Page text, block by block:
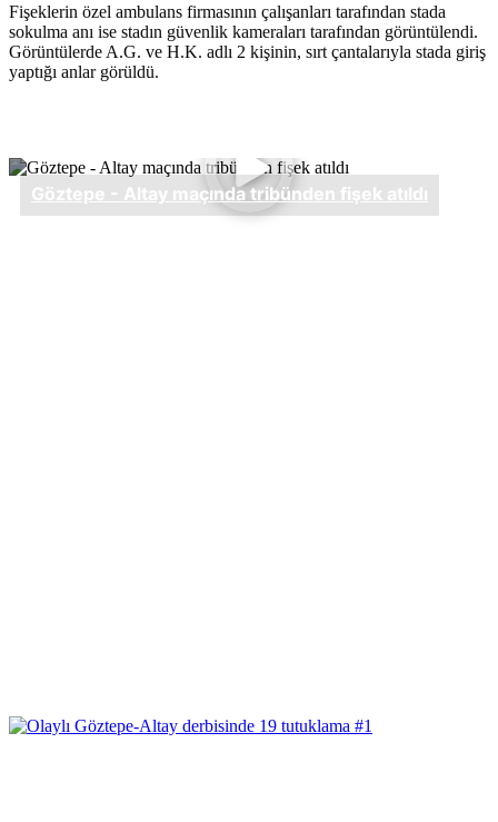
Fişeklerin özel ambulans firmasının çalışanları tarafından stada
sokulma anı ise stadın güvenlik kameraları tarafından görüntülendi.
Görüntülerde A.G. ve H.K. adlı 2 kişinin, sırt çantalarıyla stada giriş
yaptığı anlar görüldü.